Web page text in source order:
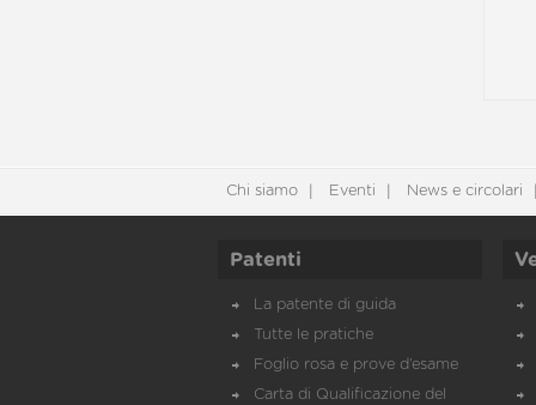
Chi siamo Eventi News e circolari
Patenti
La patente di guida
Tutte le pratiche
Foglio rosa e prove d’esame
Carta di Qualificazione del